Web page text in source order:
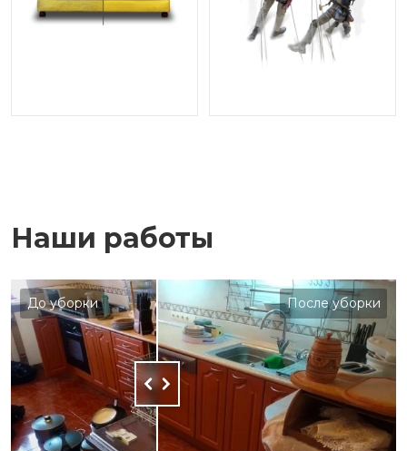
Наши работы
До уборки После уборки